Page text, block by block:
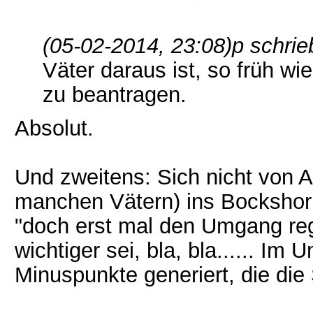
(05-02-2014, 23:08)p
Väter daraus ist, so früh
zu beantragen.
Absolut.
Und zweitens: Sich nicht von
manchen Vätern) ins
"doch erst mal den Umgang
wichtiger sei, bla, bla...... Im
Minuspunkte generiert, die